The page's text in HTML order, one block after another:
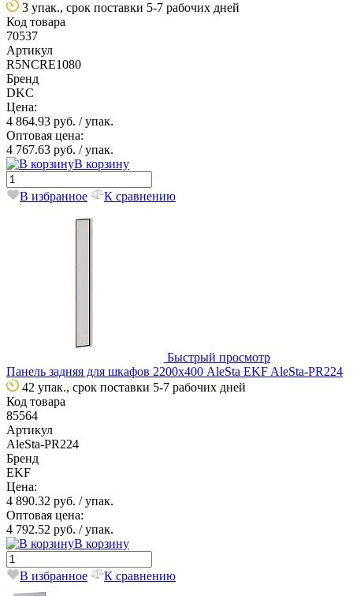
3 упак., срок поставки 5-7 рабочих дней
Код товара
70537
Артикул
R5NCRE1080
Бренд
DKC
Цена:
4 864.93 руб. / упак.
Оптовая цена:
4 767.63 руб. / упак.
В корзину
В избранное К сравнению
Быстрый просмотр
Панель задняя для шкафов 2200х400 AleSta EKF AleSta-PR224
42 упак., срок поставки 5-7 рабочих дней
Код товара
85564
Артикул
AleSta-PR224
Бренд
EKF
Цена:
4 890.32 руб. / упак.
Оптовая цена:
4 792.52 руб. / упак.
В корзину
В избранное К сравнению